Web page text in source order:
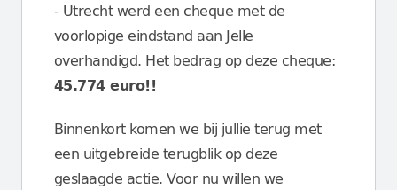
- Utrecht werd een cheque met de
voorlopige eindstand aan Jelle
overhandigd. Het bedrag op deze cheque:
45.774 euro!!
Binnenkort komen we bij jullie terug met
een uitgebreide terugblik op deze
geslaagde actie. Voor nu willen we